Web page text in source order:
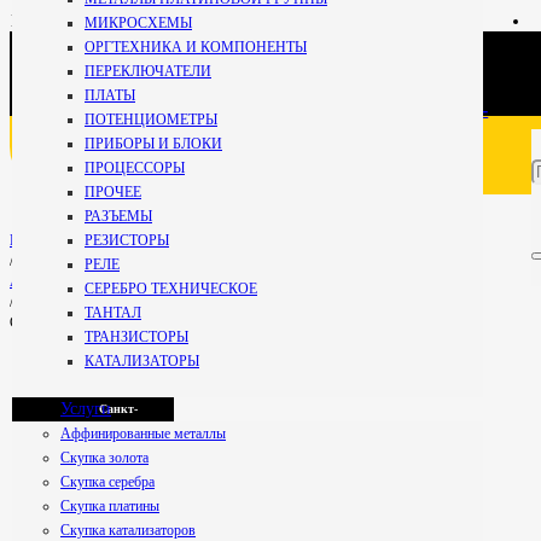
Кириши
Мурманск
Петрозаводск
Псков
Санкт-
Петербург
+7 800 234-99-
МИКРОСХЕМЫ
ОРГТЕХНИКА И КОМПОНЕНТЫ
ПЕРЕКЛЮЧАТЕЛИ
ПЛАТЫ
ПОТЕНЦИОМЕТРЫ
ПРИБОРЫ И БЛОКИ
ПРОЦЕССОРЫ
ПРОЧЕЕ
РАЗЪЕМЫ
РЕЗИСТОРЫ
РЕЛЕ
СЕРЕБРО ТЕХНИЧЕСКОЕ
ТАНТАЛ
ТРАНЗИСТОРЫ
КАТАЛИЗАТОРЫ
Услуги
Аффинированные металлы
Скупка золота
Скупка серебра
Скупка платины
Скупка катализаторов
Главная
/
АККУМУЛЯТОРНЫЕ БАТАРЕИ
/
СЦ -25
СЦ -25